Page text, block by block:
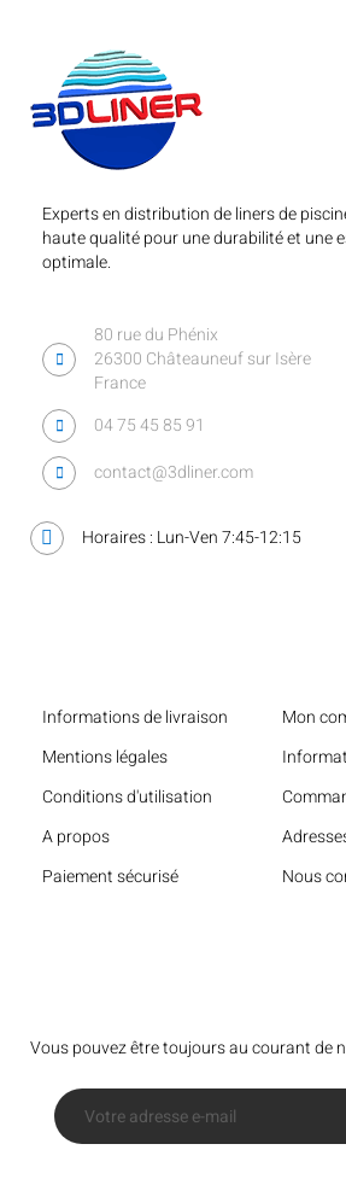
Experts en distribution de liners de
haute qualité pour une durabilité et une
optimale.
80 rue du Phénix
26300 Châteauneuf sur Isère
France
04 75 45 85 91
contact@3dliner.com
Horaires : Lun-Ven 7:45-12:15
Informations de livraison
Mentions légales
Conditions d'utilisation
A propos
Paiement sécurisé
Mon
Nous
Vous pouvez être toujours au courant de